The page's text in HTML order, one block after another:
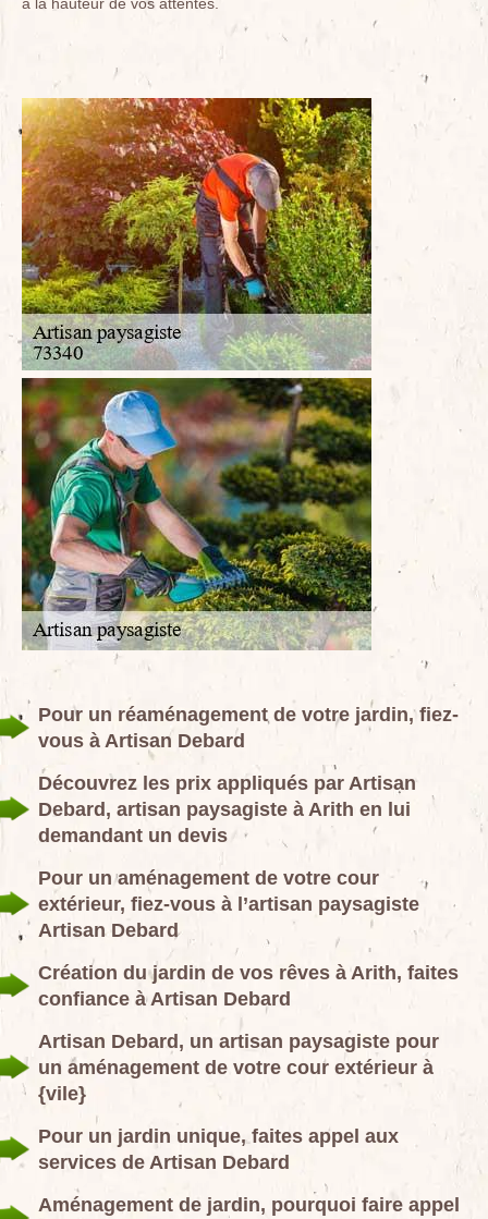
Pour un réaménagement de votre jardin, fiez-
vous à Artisan Debard
Découvrez les prix appliqués par Artisan
Debard, artisan paysagiste à Arith en lui
demandant un devis
Pour un aménagement de votre cour
extérieur, fiez-vous à l’artisan paysagiste
Artisan Debard
Création du jardin de vos rêves à Arith, faites
confiance à Artisan Debard
Artisan Debard, un artisan paysagiste pour
un aménagement de votre cour extérieur à
{vile}
Pour un jardin unique, faites appel aux
services de Artisan Debard
Aménagement de jardin, pourquoi faire appel